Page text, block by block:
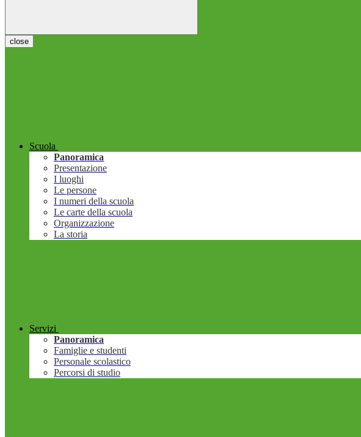
close
Scuola
Panoramica
Presentazione
I luoghi
Le persone
I numeri della scuola
Le carte della scuola
Organizzazione
La storia
Servizi
Panoramica
Famiglie e studenti
Personale scolastico
Percorsi di studio